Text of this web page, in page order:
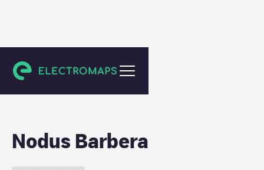
Barberà del Vallès
Nodus Barbera